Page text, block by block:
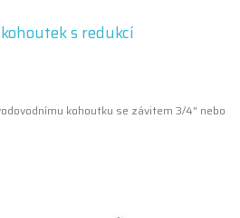
s redukcí
kohoutku se závitem 3/4" nebo